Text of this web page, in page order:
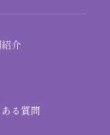
介
ある質問